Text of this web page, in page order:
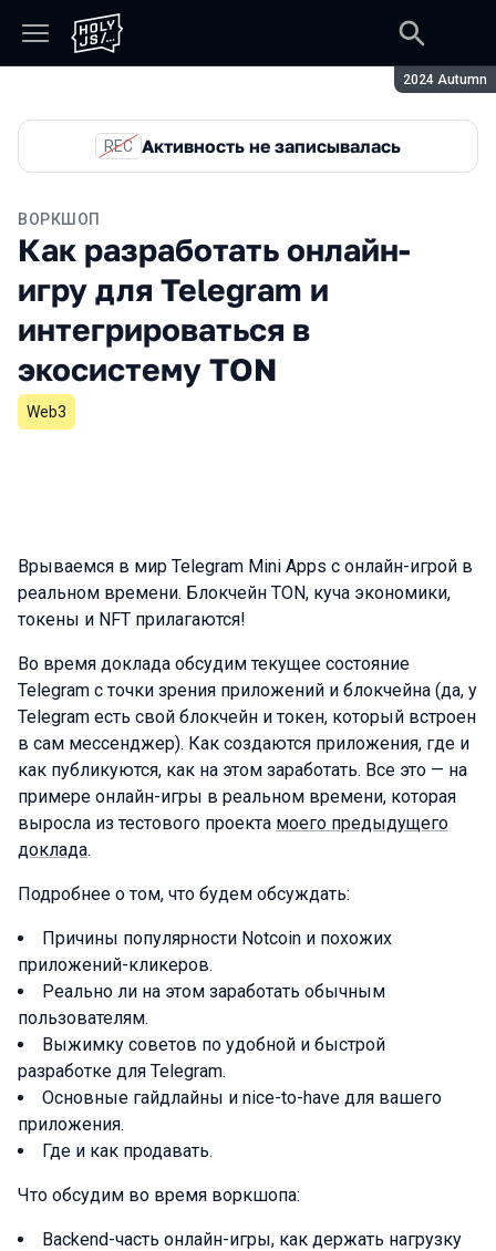
Сезон:
2024 Autumn
REC Активность не записывалась
ВОРКШОП
Как разработать онлайн-
игру для Telegram и
интегрироваться в
экосистему TON
Web3
Врываемся в мир Telegram Mini Apps с онлайн-игрой в
реальном времени. Блокчейн TON, куча экономики,
токены и NFT прилагаются!
Во время доклада обсудим текущее состояние
Telegram с точки зрения приложений и блокчейна (да, у
Telegram есть свой блокчейн и токен, который встроен
в сам мессенджер). Как создаются приложения, где и
как публикуются, как на этом заработать. Все это — на
примере онлайн-игры в реальном времени, которая
выросла из тестового проекта моего предыдущего
доклада.
Подробнее о том, что будем обсуждать:
Причины популярности Notcoin и похожих
приложений-кликеров.
Реально ли на этом заработать обычным
пользователям.
Выжимку советов по удобной и быстрой
разработке для Telegram.
Основные гайдлайны и nice-to-have для вашего
приложения.
Где и как продавать.
Что обсудим во время воркшопа:
Backend-часть онлайн-игры, как держать нагрузку